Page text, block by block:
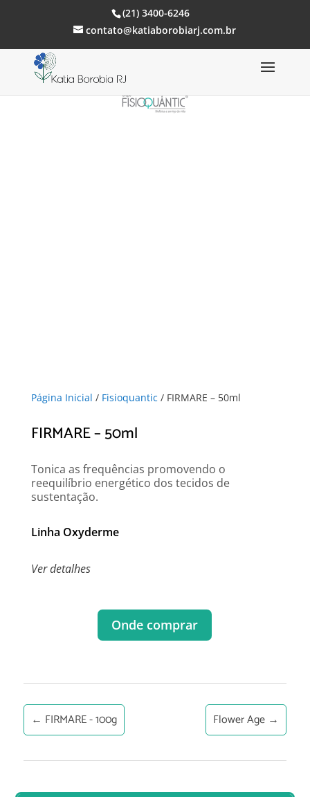
(21) 3400-6246
contato@katiaborobiarj.com.br
Página Inicial / Fisioquantic / FIRMARE – 50ml
FIRMARE – 50ml
Tonica as frequências promovendo o
reequilíbrio energético dos tecidos de
sustentação.
Linha Oxyderme
Ver detalhes
Onde comprar
← FIRMARE - 100g Flower Age →